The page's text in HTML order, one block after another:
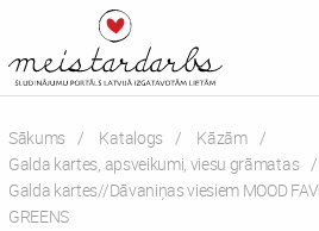
Sākums Katalogs
Kāzām
Galda kartes, apsveikumi, viesu grāmatas
Current:
Galda kartes//Dāvaniņas viesiem MOOD
GREENS